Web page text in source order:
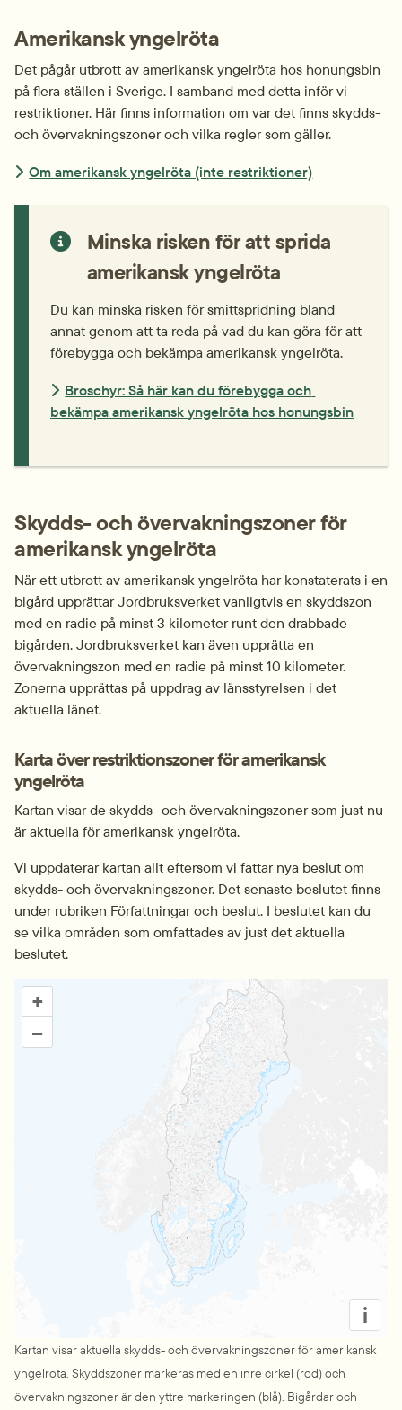
Amerikansk yngelröta
Det pågår utbrott av amerikansk yngelröta hos honungsbin
på flera ställen i Sverige. I sam­band med detta inför vi
restriktioner. Här finns information om var det finns skydds-
och över­vak­ningszoner och vilka regler som gäller.
Om amerikansk yngelröta (inte restriktioner)
Minska risken för att sprida
amerikansk yngelröta
Du kan minska risken för smittspridning bland
annat genom att ta reda på vad du kan göra för att
förebygga och bekämpa amerikansk yngelröta.
Broschyr: Så här kan du förebygga och
bekämpa amerikansk yngelröta hos honungsbin
Skydds- och övervakningszoner för
amerikansk yngelröta
När ett utbrott av amerikansk yngelröta har konstaterats i en
bigård upprättar Jordbruksverket vanligtvis en skyddszon
med en radie på minst 3 kilometer runt den drabbade
bigården. Jordbruksverket kan även upprätta en
övervakningszon med en radie på minst 10 kilometer.
Zonerna upprättas på uppdrag av länsstyrelsen i det
aktuella länet.
Karta över restriktions­zoner för amerikansk
yngelröta
Kartan visar de skydds- och övervaknings­zoner som just nu
är aktuella för amerikansk yngelröta.
Vi uppdaterar kartan allt eftersom vi fattar nya beslut om
skydds- och övervakningszoner. Det senaste beslutet finns
under rubriken Författningar och beslut. I beslutet kan du
se vilka områden som omfattades av just det aktuella
beslutet.
Karta över restriktionszoner för amerikansk yngelröta
+
–
i
Kartan visar aktuella skydds- och övervakningszoner för amerikansk
yngelröta. Skyddszoner markeras med en inre cirkel (röd) och
övervakningszoner är den yttre markeringen (blå). Bigårdar och